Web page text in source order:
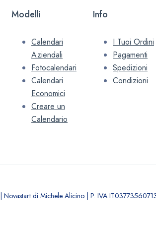
Modelli
Calendari
Aziendali
Fotocalendari
Calendari
Economici
Creare un
Calendario
Info
I Tuoi Ordini
Pagamenti
Spedizioni
Condizioni
| Novastart di Michele Alicino | P. IVA